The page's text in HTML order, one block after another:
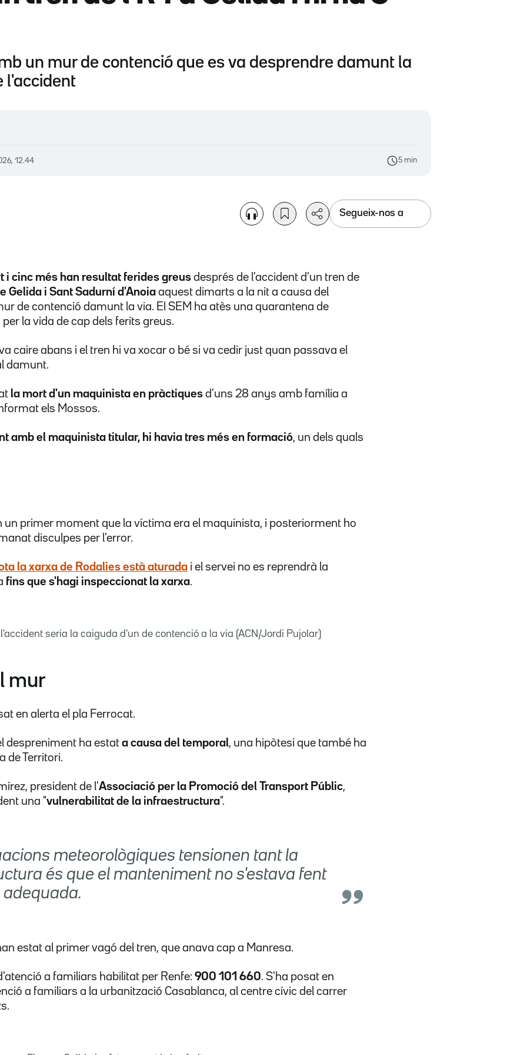
un mur de contenció que es va desprendre damunt la
l'accident
12.44 5 min
Segueix-nos a
i cinc més han resultat ferides greus després de l'accident d'un tren de
Gelida i Sant Sadurní d'Anoia aquest dimarts a la nit a causa del
de contenció damunt la via. El SEM ha atès una quarantena de
la vida de cap dels ferits greus.
caire abans i el tren hi va xocar o bé si va cedir just quan passava el
damunt.
la mort d'un maquinista en pràctiques d'uns 28 anys amb família a
els Mossos.
amb el maquinista titular, hi havia tres més en formació, un dels quals
un primer moment que la víctima era el maquinista, i posteriorment ho
disculpes per l'error.
la xarxa de Rodalies està aturada i el servei no es reprendrà la
fins que s'hagi inspeccionat la xarxa.
seria la caiguda d'un de contenció a la via (ACN/Jordi Pujolar)
mur
en alerta el pla Ferrocat.
despreniment ha estat a causa del temporal, una hipòtesi que també ha
de Territori.
president de l'Associació per la Promoció del Transport Públic,
una "vulnerabilitat de la infraestructura".
meteorològiques tensionen tant la
és que el manteniment no s'estava fent
estat al primer vagó del tren, que anava cap a Manresa.
a familiars habilitat per Renfe: 900 101 660. S'ha posat en
a familiars a la urbanització Casablanca, al centre cívic del carrer